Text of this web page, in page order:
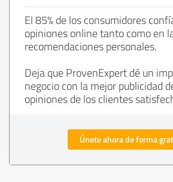
El 85% de los consumidores
opiniones online tanto como en
recomendaciones personales.
Deja que ProvenExpert dé un
negocio con la mejor publicidad
opiniones de los clientes
Únete ahora de forma